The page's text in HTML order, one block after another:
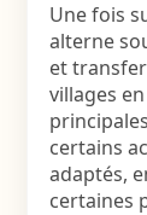
Une fois
alterne
et
villages
certains
adaptés,
certaines